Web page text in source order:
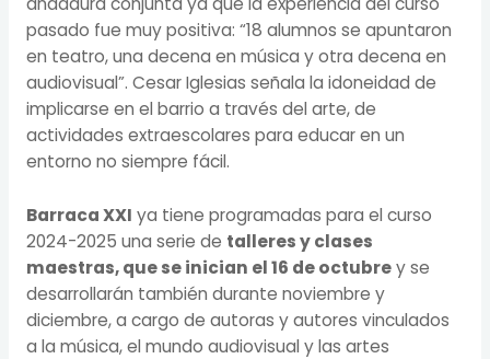
pasado fue muy positiva: “18 alumnos se apuntaron
en teatro, una decena en música y otra decena en
audiovisual”. Cesar Iglesias señala la idoneidad de
implicarse en el barrio a través del arte, de
actividades extraescolares para educar en un
entorno no siempre fácil.
Barraca XXI ya tiene programadas para el curso
2024-2025 una serie de talleres yclases
maestras, que se inician el 16 de octubrey se
desarrollarán también durante noviembre y
diciembre, a cargo de autoras y autores vinculados
a la música, el mundo audiovisual y las artes